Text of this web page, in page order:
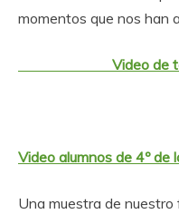
momentos que nos han
Video de
Video alumnos
Una muestra de nuestro